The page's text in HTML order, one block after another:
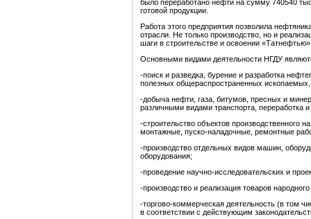
было переработано нефти на сумму 740540
готовой продукции.
Работа этого предприятия позволила
отрасли. Не только производство, но и
шаги в строительстве и освоении
Основными видами деятельности НГДУ
-поиск и разведка, бурение и разработка
полезных общераспространенных
-добыча нефти, газа, битумов, пресных и
различными видами транспорта, переработка
-строительство объектов производственного
монтажные, пуско-наладочные, ремонтные
-производство отдельных видов машин,
оборудования;
-проведение научно-исследовательских и
-производство и реализация товаров
-торгово-коммерческая деятельность (в том
в соответствии с действующим